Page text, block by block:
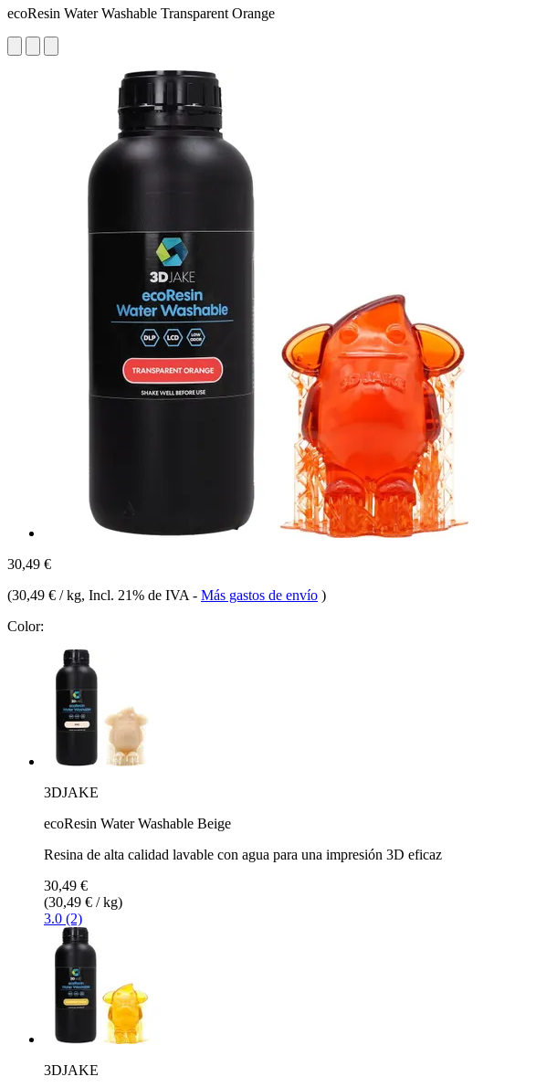
ecoResin Water Washable Transparent Orange
30,49 €
(30,49 € / kg, Incl. 21% de IVA - Más gastos de envío )
Color:
3DJAKE
ecoResin Water Washable Beige
Resina de alta calidad lavable con agua para una impresión 3D eficaz
30,49 €
(30,49 € / kg)
3.0 (2)
3DJAKE